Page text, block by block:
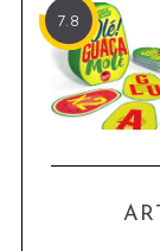
7.8